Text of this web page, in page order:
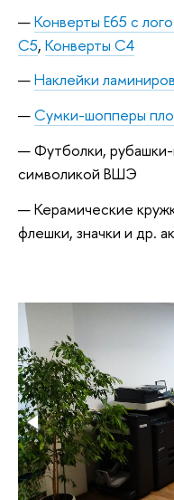
Конверты Е65 с
С5, Конверты С4
Наклейки
Сумки-шопперы
Футболки,
символикой ВШЭ
Керамические
флешки, значки и др.